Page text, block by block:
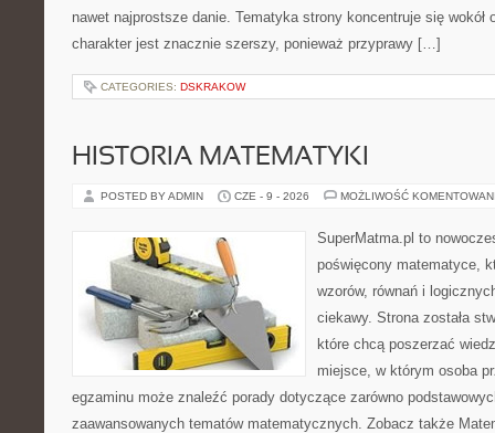
nawet najprostsze danie. Tematyka strony koncentruje się wokół
charakter jest znacznie szerszy, ponieważ przyprawy […]
CATEGORIES: DSKRAKOW
HISTORIA MATEMATYKI
POSTED BY ADMIN CZE - 9 - 2026 MOŻLIWOŚĆ
SuperMatma.pl to
poświęcony matematyce,
wzorów, równań i
ciekawy. Strona została
które chcą poszerzać
miejsce, w którym osoba
egzaminu może znaleźć porady dotyczące zarówno
zaawansowanych tematów matematycznych. Zobacz także